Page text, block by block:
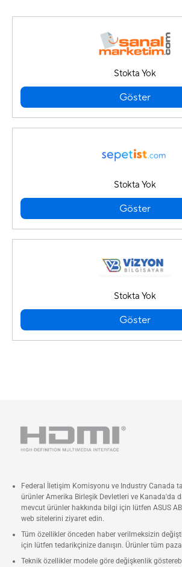
Stokta Yok
Göster
Stokta Yok
Göster
Stokta Yok
Göster
Federal İletişim Komisyonu ve Industry Canada
ürünler Amerika Birleşik Devletleri ve Kanada'da
mevcut ürünler hakkında bilgi için lütfen ASUS
web sitelerini ziyaret edin.
Tüm özellikler önceden haber verilmeksizin
için lütfen tedarikçinize danışın. Ürünler tüm
Teknik özellikler modele göre değişkenlik